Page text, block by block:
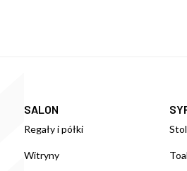
SALON
Regały i półki
Witryny